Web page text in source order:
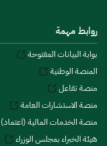
روابط مهمة
بوابة البيانات المفتوحة
المنصة الوطنية
منصة تفاعل
منصة الاستشارات العامة
منصة الخدمات المالية (اعتماد)
هيئة الخبراء بمجلس الوزراء